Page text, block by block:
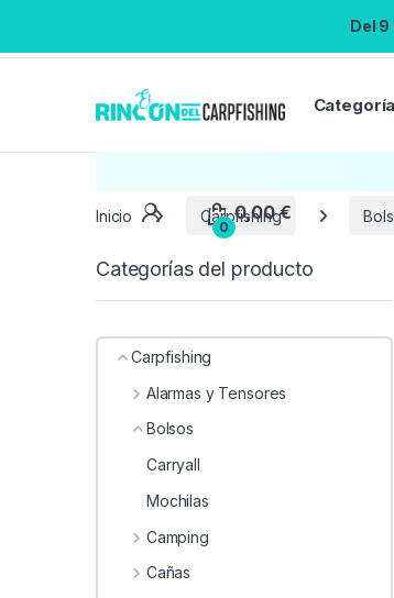
Del
Inicio Carpfishing
Categorías del producto
Carpfishing
Alarmas y Tensores
Bolsos
Carryall
Mochilas
Camping
Cañas